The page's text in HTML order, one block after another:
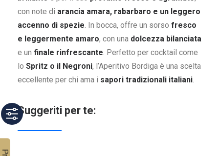
con note di arancia amara, rabarbaro e un leggero
accenno di spezie. In bocca, offre un sorso fresco
e leggermente amaro, con una dolcezza bilanciata
e un finale rinfrescante. Perfetto per cocktail come
lo Spritz o il Negroni, l’Aperitivo Bordiga è una scelta
eccellente per chi ama i sapori tradizionali italiani.
Suggeriti per te: